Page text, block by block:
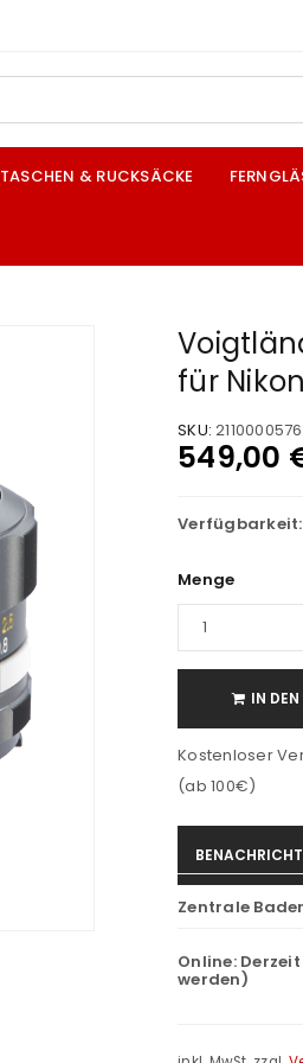
TASCHEN & RUCKSÄCKE
für
SKU:
549,00
Verfügbarkeit:
Menge
IN
Kostenloser
(ab 100€)
Zentrale
Online:
werden)